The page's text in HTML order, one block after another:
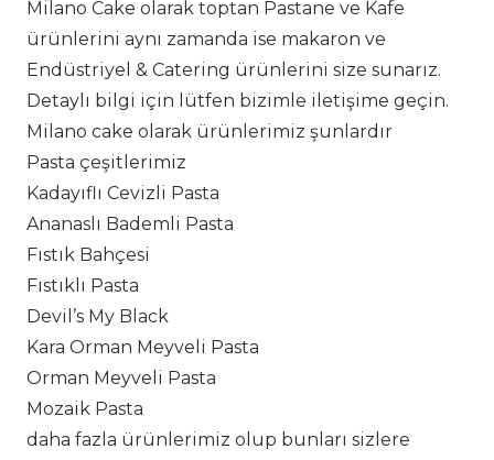
Milano Cake olarak toptan Pastane ve Kafe
ürünlerini aynı zamanda ise makaron ve
Endüstriyel & Catering ürünlerini size sunarız.
Detaylı bilgi için lütfen bizimle iletişime geçin.
Milano cake olarak ürünlerimiz şunlardır
Pasta çeşitlerimiz
Kadayıflı Cevizli Pasta
Ananaslı Bademli Pasta
Fıstık Bahçesi
Fıstıklı Pasta
Devil’s My Black
Kara Orman Meyveli Pasta
Orman Meyveli Pasta
Mozaik Pasta
daha fazla ürünlerimiz olup bunları sizlere